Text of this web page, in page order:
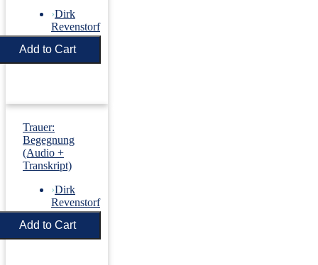
›Dirk
Revenstorf
Price: €5.50
Trauer:
Begegnung
(Audio +
Transkript)
›Dirk
Revenstorf
Price: €5.50